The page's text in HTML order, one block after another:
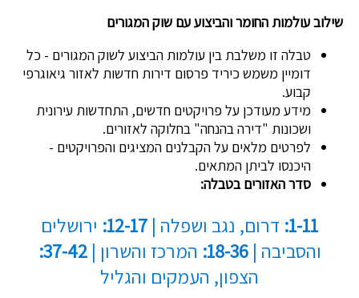
שילוב עולמות החומר והביצוע עם שוק המגורים
טבלה זו משלבת בין עולמות הביצוע לשוק המגורים - כל
דומיין משמש כיריד פרסום דירות חדשות לאזור גיאוגרפי
קבוע.
מידע מעודכן על פרויקטים חדשים, התחדשות עירונית
ושכונות "דירה בהנחה" בחלוקה לאזורים.
לפרטים מלאים על הקבלנים המציגים והפרויקטים -
היכנסו לביתן המתאים.
סדר האזורים בטבלה:
1-11: דרום, נגב ושפלה | 12-17: ירושלים
והסביבה |18-36: המרכז והשרון |37-42:
הצפון, העמקים והגליל